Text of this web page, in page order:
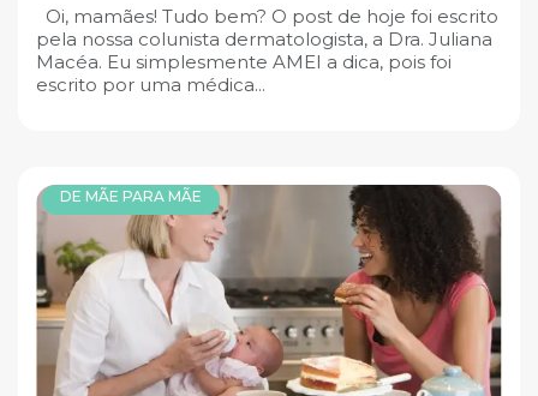
Oi, mamães! Tudo bem? O post de hoje foi escrito
pela nossa colunista dermatologista, a Dra. Juliana
Macéa. Eu simplesmente AMEI a dica, pois foi
escrito por uma médica...
DE MÃE PARA MÃE